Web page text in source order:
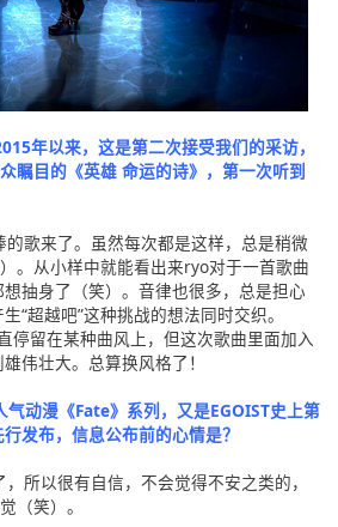
年以来，这是第二次接受我们的采访，
瞩目的《英雄 命运的诗》，第一次听到
的歌来了。虽然每次都是这样，总是稍微
。从小样中就能看出来ryo对于一首歌曲
抽身了（笑）。音律也很多，总是担心
“超越吧”这种挑战的想法同时交织。
停留在某种曲风上，但这次歌曲里面加入
伟壮大。总算换风格了！
动漫《Fate》系列，又是EGOIST史上第
发布，信息公布前的心情是？
所以很有自信，不会觉得不安之类的，
（笑）。